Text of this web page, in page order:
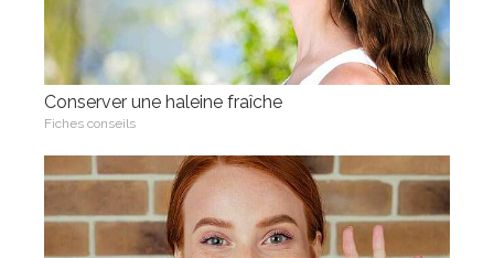
Conserver une haleine fraîche
Fiches conseils